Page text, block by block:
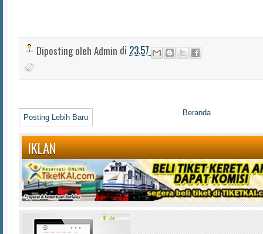
Diposting oleh Admin di 23.57
Posting Lebih Baru
Beranda
IKLAN